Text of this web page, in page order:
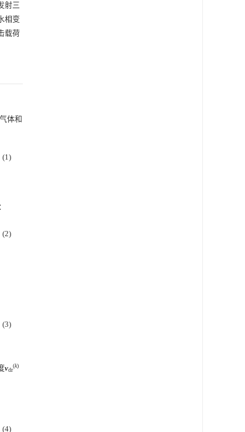
射三
相变
载荷
体和
(1)
(2)
(3)
vdr
(k)
(4)